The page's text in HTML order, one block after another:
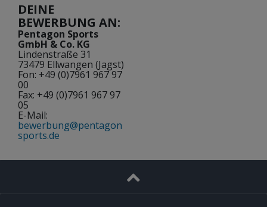
DEINE
BEWERBUNG AN:
Pentagon Sports
GmbH & Co. KG
Lindenstraße 31
73479 Ellwangen (Jagst)
Fon: +49 (0)7961 967 97
00
Fax: +49 (0)7961 967 97
05
E-Mail:
bewerbung@pentagon
sports.de